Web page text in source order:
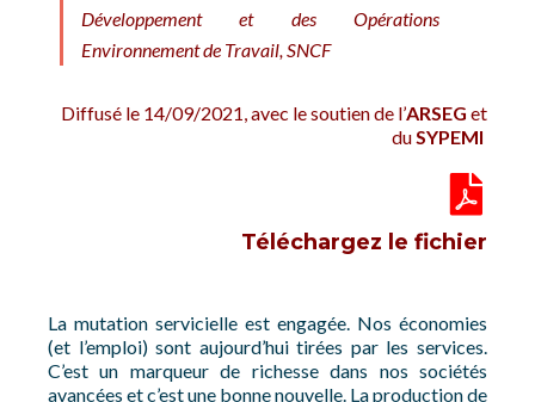
Développement et des Opérations
Environnement de Travail, SNCF
Diffusé le 14/09/2021, avec le soutien de l’ARSEG et
duSYPEMI
Téléchargez le fichier
La mutation servicielle est engagée. Nos économies
(et l’emploi) sont aujourd’hui tirées par les services.
C’est un marqueur de richesse dans nos sociétés
avancées et c’est une bonne nouvelle. La production de